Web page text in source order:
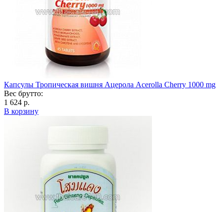
Капсулы Тропическая вишня Ацерола Acerolla Cherry 1000 mg
Вес брутто:
1 624 р.
В корзину